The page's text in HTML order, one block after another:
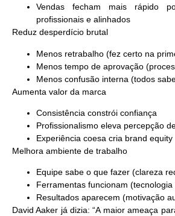
Vendas fecham mais rápido
profissionais e alinhados
Reduz desperdício brutal
Menos retrabalho (fez certo na
Menos tempo de aprovação
Menos confusão interna (todos
Aumenta valor da marca
Consistência constrói confiança
Profissionalismo eleva percepção
Experiência coesa cria brand equity
Melhora ambiente de trabalho
Equipe sabe o que fazer (clareza
Ferramentas funcionam
Resultados aparecem (motivação
David Aaker já dizia: “A maior ameaça